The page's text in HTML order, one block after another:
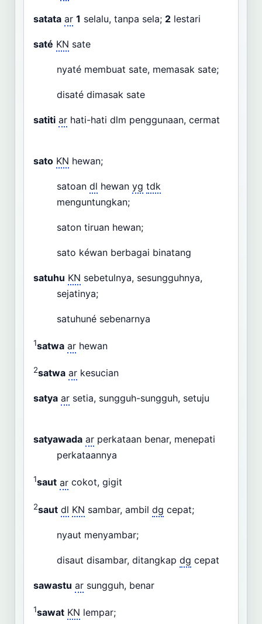
satata ar 1 selalu, tanpa sela; 2 lestari
saté KN sate
nyaté membuat sate, memasak sate;
disaté dimasak sate
satiti ar hati-hati dlm penggunaan, cermat
sato KN hewan;
satoan dl hewan yg tdk
menguntungkan;
saton tiruan hewan;
sato kéwan berbagai binatang
satuhu KN sebetulnya, sesungguhnya,
sejatinya;
satuhuné sebenarnya
1satwa ar hewan
2satwa ar kesucian
satya ar setia, sungguh-sungguh, setuju
satyawada ar perkataan benar, menepati
perkataannya
1saut ar cokot, gigit
2saut dl KN sambar, ambil dg cepat;
nyaut menyambar;
disaut disambar, ditangkap dg cepat
sawastu ar sungguh, benar
1sawat KN lempar;